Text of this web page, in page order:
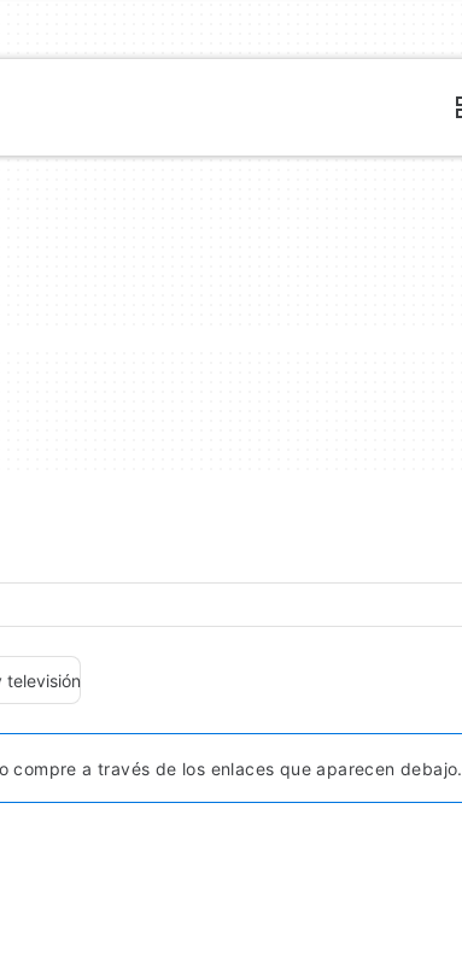
televisión
compre a través de los enlaces que aparecen debajo.